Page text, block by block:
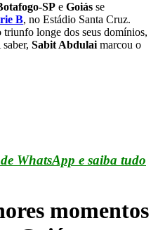
SP e Goiás se
B, no Estádio Santa Cruz.
triunfo longe dos seus domínios,
Sabit Abdulaimarcou o
WhatsApp e saiba tudo
momentos